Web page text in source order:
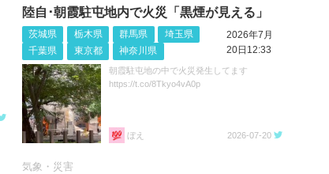
陸自･朝霞駐屯地内で火災「黒煙が見える」
茨城県 栃木県 群馬県
埼玉県
千葉県
東京都 神奈川県
2026年7月
20日12:33
朝霞駐屯地の中で火災発生してます
https://t.co/8Tkyo4vA0p
ぼえ 2026-07-20
気象・災害